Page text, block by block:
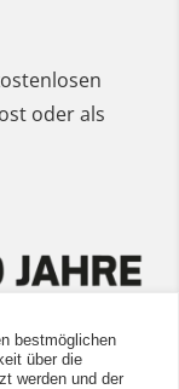
oder als
bestmöglichen
über die
werden und der